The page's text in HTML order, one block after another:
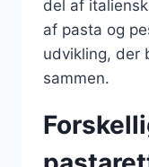
del af
af pasta og
udvikling, der
sammen.